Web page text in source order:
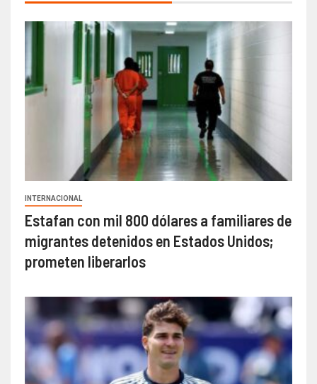
INTERNACIONAL
Estafan con mil 800 dólares a familiares de
migrantes detenidos en Estados Unidos;
prometen liberarlos